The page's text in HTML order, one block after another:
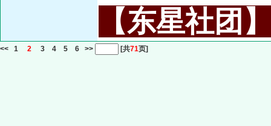
【东星社团
<< 1 2 3 4 5 6 >> [共71页]